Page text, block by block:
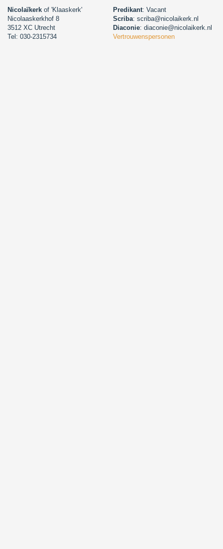
Nicolaïkerk of 'Klaaskerk'
Nicolaaskerkhof 8
3512 XC Utrecht
Tel: 030-2315734
Predikant: Vacant
Scriba: scriba@nicolaikerk.nl
Diaconie: diaconie@nicolaikerk.nl
Vertrouwenspersonen